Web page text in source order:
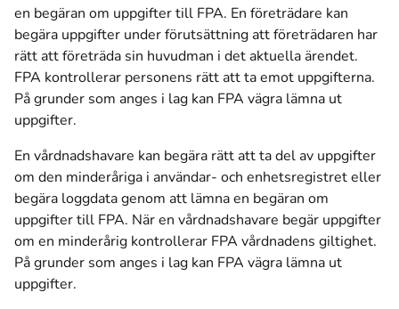
en begäran om uppgifter till FPA. En företrädare kan
begära uppgifter under förutsättning att företrädaren har
rätt att företräda sin huvudman i det aktuella ärendet.
FPA kontrollerar personens rätt att ta emot uppgifterna.
På grunder som anges i lag kan FPA vägra lämna ut
uppgifter.
En vårdnadshavare kan begära rätt att ta del av uppgifter
om den minderåriga i användar- och enhetsregistret eller
begära loggdata genom att lämna en begäran om
uppgifter till FPA. När en vårdnadshavare begär uppgifter
om en minderårig kontrollerar FPA vårdnadens giltighet.
På grunder som anges i lag kan FPA vägra lämna ut
uppgifter.